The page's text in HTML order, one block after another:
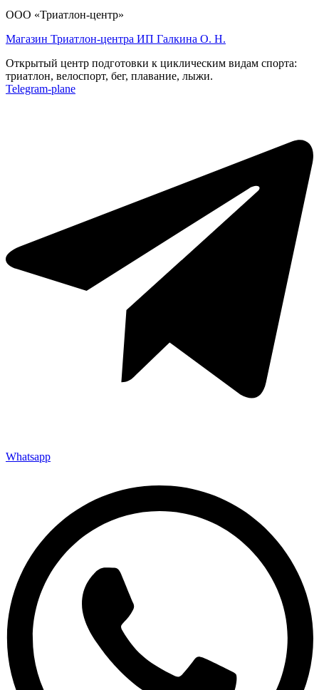
ООО «Триатлон-центр»
Магазин Триатлон-центра ИП Галкина О. Н.
Открытый центр подготовки к циклическим видам спорта:
триатлон, велоспорт, бег, плавание, лыжи.
Telegram-plane
Whatsapp